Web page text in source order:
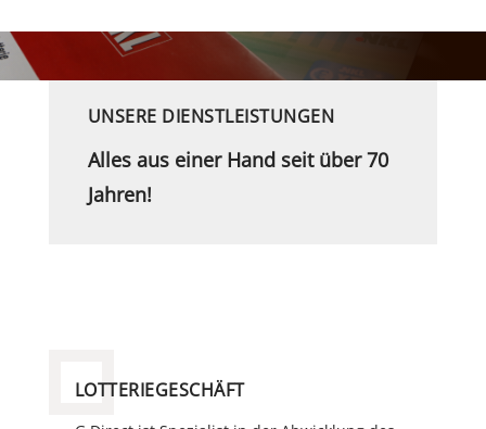
UNSERE DIENSTLEISTUNGEN
Alles aus einer Hand seit über 70
Jahren!
LOTTERIEGESCHÄFT